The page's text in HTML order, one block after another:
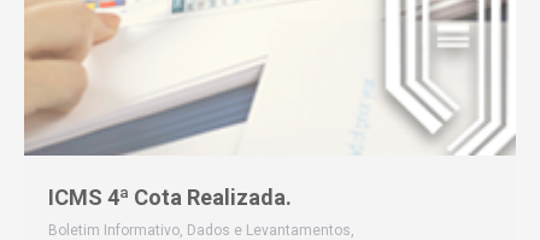
ICMS 4ª Cota Realizada.
Boletim Informativo, Dados e Levantamentos,